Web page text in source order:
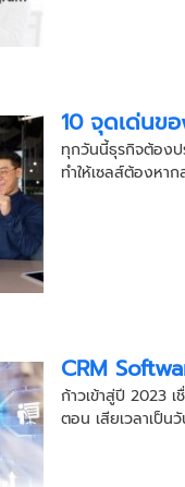
10 จุดเด่นข
ทุกวันนี้ธุรกิจต้องป
ทำให้เซลส์ต้องหา
CRM
ก้าวเข้าสู่ปี 2023
ตอน เสียเวลาเป็น